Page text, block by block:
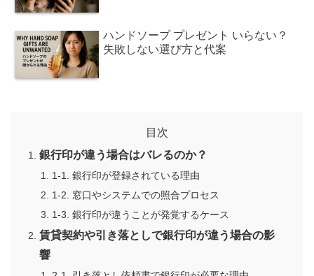
ハンドソープ プレゼント いらない？
失敗しない選び方と代案
目次
銀行印が違う場合はバレるのか？
1-1. 銀行印が登録されている理由
1-2. 窓口やシステムでの照合プロセス
1-3. 銀行印が違うことが発覚するケース
賃貸契約や引き落としで銀行印が違う場合の影
響